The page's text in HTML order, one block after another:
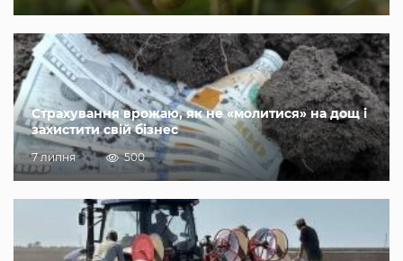
Страхування врожаю, як не «молитися» на дощ і
захистити свій бізнес
7 липня 500